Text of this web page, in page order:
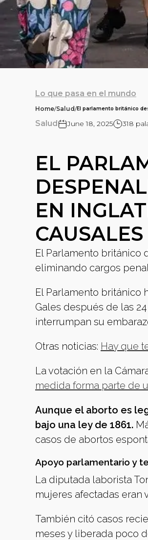
Lo que pasa en el mundo
Home/Salud/El parlamento británico
Salud June 18, 2025 318
EL
EN
CAUSALES
El Parlamento británico
eliminando cargos
El Parlamento británico
Gales después de las
interrumpan su
Otras noticias: Hay que
La votación en la
medida forma parte de
Aunque el aborto es
bajo una ley de 1861.
casos de abortos
Apoyo parlamentario y
La diputada laborista
mujeres afectadas eran
También citó casos
meses y liberada poco